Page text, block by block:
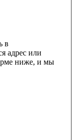
в
адрес или
ниже, и мы